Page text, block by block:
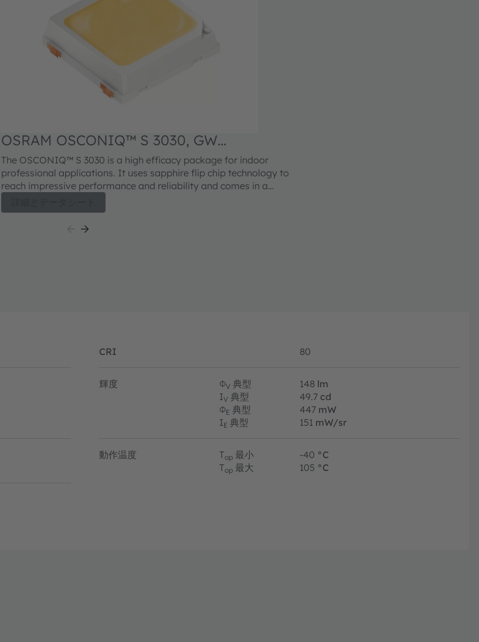
OSRAM OSCONIQ™ S 3030, GW
QSLMS2.EM
The OSCONIQ™ S 3030 is a high efficacy package for indoor
professional applications. It uses sapphire flip chip technology to
reach impressive performance and reliability and comes in a
CRI 80
輝度 ΦV 典型 148 lm
IV 典型 49.7 cd
ΦE 典型 447 mW
IE 典型 151 mW/sr
動作温度 Top 最小 -40 °C
Top 最大 105 °C